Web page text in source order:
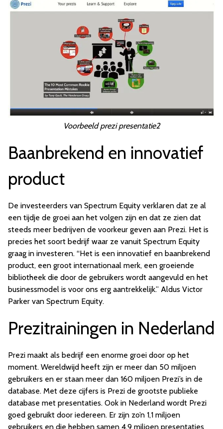
Voorbeeld prezi presentatie2
Baanbrekend en innovatief
product
De investeerders van Spectrum Equity verklaren dat ze al
een tijdje de groei aan het volgen zijn en dat ze zien dat
steeds meer bedrijven de voorkeur geven aan Prezi. Het is
precies het soort bedrijf waar ze vanuit Spectrum Equity
graag in investeren. “Het is een innovatief en baanbrekend
product, een groot internationaal merk, een groeiende
bibliotheek die door de gebruikers wordt aangevuld en het
businessmodel is voor ons erg aantrekkelijk.” Aldus Victor
Parker van Spectrum Equity.
Prezitrainingen in Nederland
Prezi maakt als bedrijf een enorme groei door op het
moment. Wereldwijd heeft zijn er meer dan 50 miljoen
gebruikers en er staan meer dan 160 miljoen Prezi’s in de
database. Met deze cijfers is Prezi de grootste publieke
database met presentaties. Ook in Nederland wordt Prezi
goed gebruikt door iedereen. Er zijn zo’n 1,1 miljoen
gebruikers en die hebben samen 4,9 miljoen presentaties